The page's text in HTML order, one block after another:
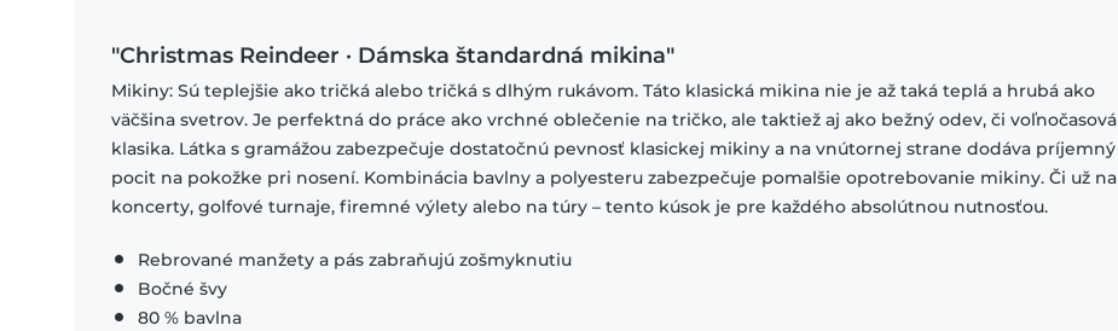
"Christmas Reindeer · Dámska štandardná mikina"
Mikiny: Sú teplejšie ako tričká alebo tričká s dlhým rukávom. Táto klasická mikina nie je až taká teplá a hrubá ako
väčšina svetrov. Je perfektná do práce ako vrchné oblečenie na tričko, ale taktiež aj ako bežný odev, či voľnočasová
klasika. Látka s gramážou zabezpečuje dostatočnú pevnosť klasickej mikiny a na vnútornej strane dodáva príjemný
pocit na pokožke pri nosení. Kombinácia bavlny a polyesteru zabezpečuje pomalšie opotrebovanie mikiny. Či už na
koncerty, golfové turnaje, firemné výlety alebo na túry – tento kúsok je pre každého absolútnou nutnosťou.
Rebrované manžety a pás zabraňujú zošmyknutiu
Bočné švy
80 % bavlna